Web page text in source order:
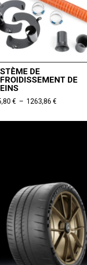
9968,06 €
DE
DE
€ – 1263,86 €Plage
prix :